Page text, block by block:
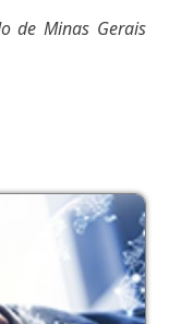
de Minas Gerais